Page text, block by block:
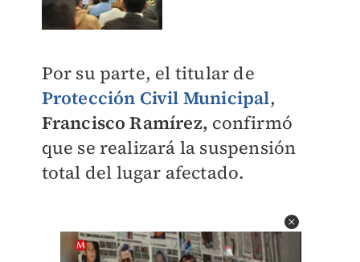
Por su parte, el titular de
Protección Civil Municipal,
Francisco Ramírez, confirmó
que se realizará la suspensión
total del lugar afectado.